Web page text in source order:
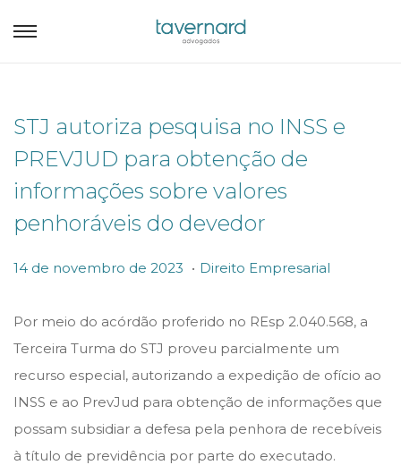
STJ autoriza pesquisa no INSS e
PREVJUD para obtenção de
informações sobre valores
penhoráveis do devedor
P
s
t
e
d
o
n
14 de novembro de 2023
d
e
n
o
v
e
. P
s
t
e
d
i
n
Direito Empresarial
Por meio do acórdão proferido no REsp 2.040.568, a
Terceira Turma do STJ proveu parcialmente um
recurso especial, autorizando a expedição de ofício ao
INSS e ao PrevJud para obtenção de informações que
possam subsidiar a defesa pela penhora de recebíveis
à título de previdência por parte do executado.